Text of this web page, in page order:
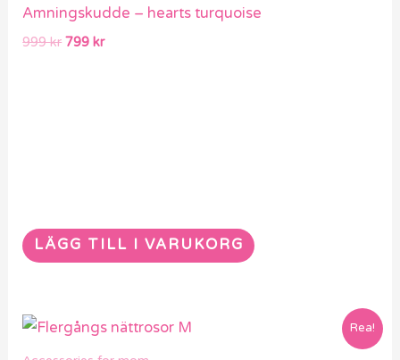
Amningskudde – hearts turquoise
999kr
999 kr.
799kr
799 kr.
LÄGG TILL I VARUKORG
Rea!
Det
ursprungliga
priset
Det
priset